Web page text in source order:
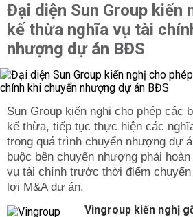
Đại diện Sun Group kiến
kế thừa nghĩa vụ tài
nhượng dự án BĐS
Sun Group kiến nghị cho phép các
kế thừa, tiếp tục thực hiện các
trong quá trình chuyển nhượng dự
buộc bên chuyển nhượng phải
vụ tài chính trước thời điểm
lợi M&A dự án.
Vingroup kiến nghị